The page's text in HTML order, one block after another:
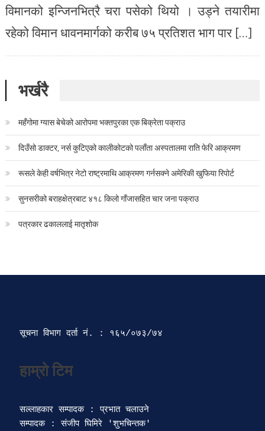
विमानको इन्जिनभित्रै चरा पसेको थियो । उड्ने तयारीमा
रहेको विमान धावनमार्गको करीब ७५ प्रतिशत भाग पार […]
भर्खरै
महँगोमा ग्यास बेचेको आरोपमा भक्तपुरका एक बिक्रेता पक्राउ
दिउँसो डाक्टर, नर्स कुटिएको कालीकोटको पलाँता अस्पतालमा राति फेरि आक्रमण
रूसले केही वर्षभित्र नेटो राष्ट्रमाथि आक्रमण गर्नसक्ने अमेरिकी खुफिया रिपोर्ट
सुनसरीको बराहक्षेत्रबाट ४१८ किलो गाँजासहित चार जना पक्राउ
पत्रकार ढकाललाई मातृशोक
सूचना विभाग दर्ता‍ नं. : १६५/०७३/७४
हाम्रो टिम
सल्लाहकार सम्पादक : प्रभात चलाउने
सम्पादक : संजीप घिमिरे 'शुभचिन्तक'